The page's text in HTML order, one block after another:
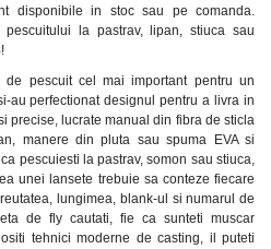
disponibile in stoc sau pe comanda.
la pastrav, lipan, stiuca sau
de pescuit cel mai important pentru un
au perfectionat designul pentru a livra in
precise, lucrate manual din fibra de sticla
manere din pluta sau spuma EVA si
pescuiesti la pastrav, somon sau stiuca,
unei lansete trebuie sa conteze fiecare
lungimea, blank-ul si numarul de
de fly cautati, fie ca sunteti muscar
tehnici moderne de casting, il puteti